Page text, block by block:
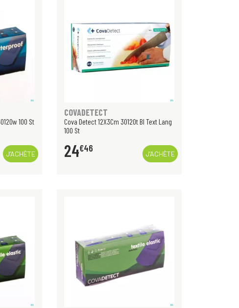
100 St
J’ACHÈTE
COVADETECT
Cova Detect 12X3Cm 3012Ot Bl Text Lang
100 St
24€46
J’ACHÈTE